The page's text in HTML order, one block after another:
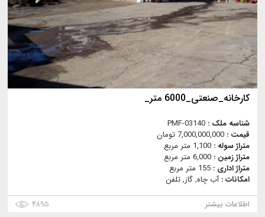
کارخانه_صنعتی_6000 متر_
شناسه ملک : PMF-03140
قیمت : 7,000,000,000 تومان
متراژ سوله : 1,100 متر مربع
متراژ زمین : 6,000 متر مربع
متراژ اداری : 155 متر مربع
امکانات :آب چاه, گاز, تلفن
اطلاعات بیشتر
۴۸۹۵